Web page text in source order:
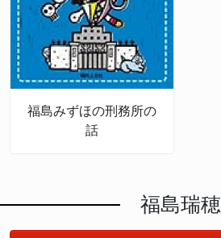
福島みずほの刑務所の
話
福島瑞穂